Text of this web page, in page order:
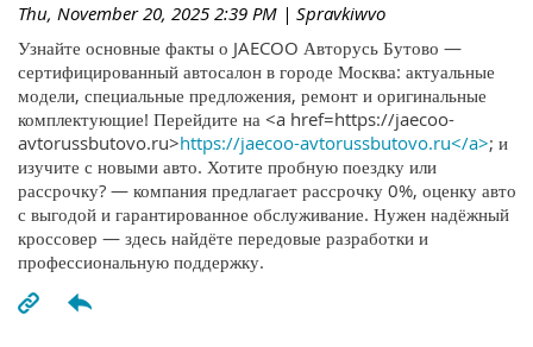
Thu, November 20, 2025 2:39 PM | Spravkiwvo
Узнайте основные факты о JAECOO Авторусь Бутово —
сертифицированный автосалон в городе Москва: актуальные
модели, специальные предложения, ремонт и оригинальные
комплектующие! Перейдите на <a href=https://jaecoo-
avtorussbutovo.ru>https://jaecoo-avtorussbutovo.ru</a>; и
изучите с новыми авто. Хотите пробную поездку или
рассрочку? — компания предлагает рассрочку 0%, оценку авто
с выгодой и гарантированное обслуживание. Нужен надёжный
кроссовер — здесь найдёте передовые разработки и
профессиональную поддержку.